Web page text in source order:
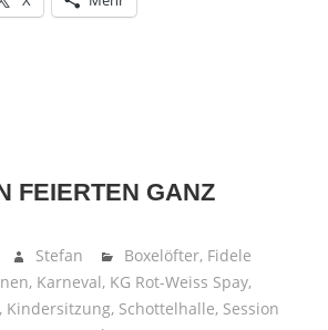
FEIERTEN GANZ
Stefan Boxelöfter, Fidele
, Karneval, KG Rot-Weiss Spay,
Kindersitzung, Schottelhalle, Session